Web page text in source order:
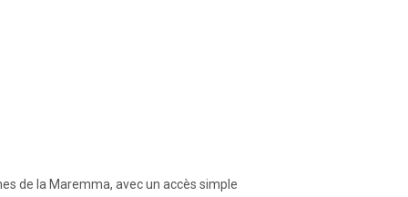
de la Maremma, avec un accès simple